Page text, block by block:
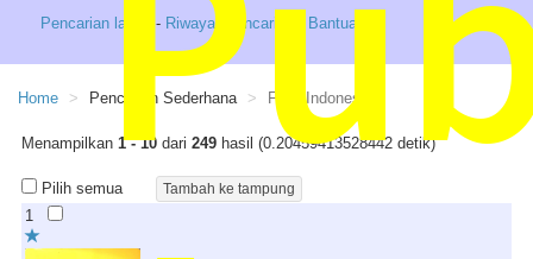
Pencarian lanjut - Riwayat Pencarian Bantuan
Home Pencarian Sederhana Fiksi Indonesia
Menampilkan 1 - 10 dari 249 hasil (0.20459413528442 detik)
Pilih semua
1